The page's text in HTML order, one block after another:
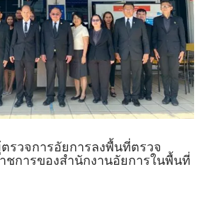
รวจการอัยการลงพื้นที่ตรวจ
ชการของสำนักงานอัยการในพื้นที่